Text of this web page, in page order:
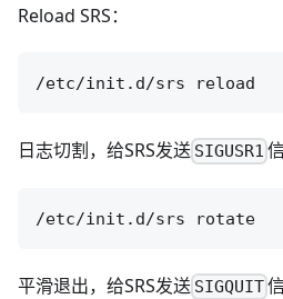
Reload SRS：
日志切割，给SRS发送 SIGUSR1
平滑退出，给SRS发送 SIGQUIT